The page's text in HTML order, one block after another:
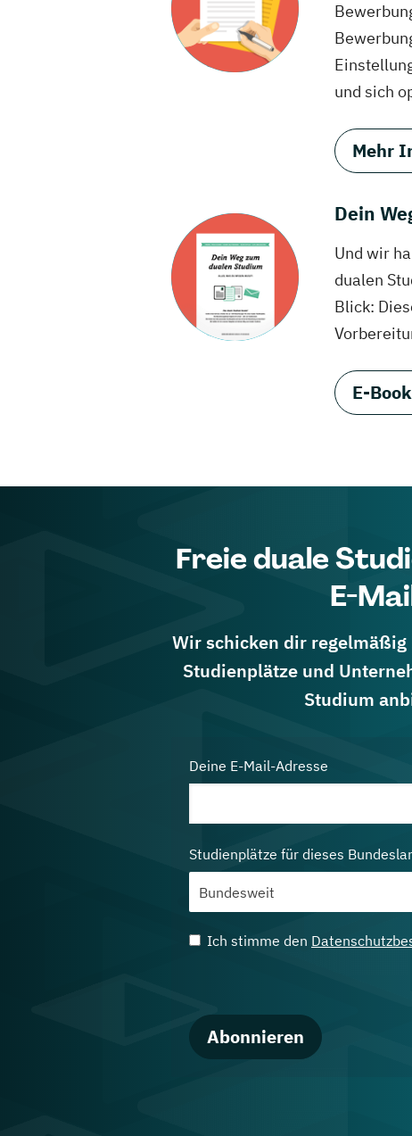
und sich
Mehr
Dein
Und wir
dualen
Blick:
E-
Freie duale
E-
Wir schicken dir
Studienplätze und
Studium
Deine E-Mail-Adresse
Studienplätze für dieses
Ich stimme den
Abonnieren